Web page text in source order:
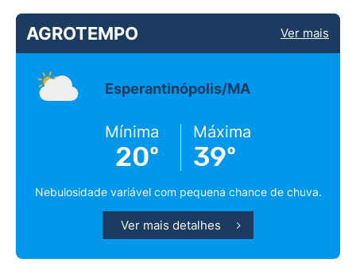
AGROTEMPO Ver mais
Esperantinópolis/MA
Mínima
20º
Máxima
39º
Nebulosidade variável com pequena chance de chuva.
Ver mais detalhes